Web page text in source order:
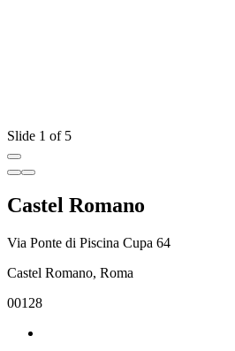
Slide 1 of 5
Castel Romano
Via Ponte di Piscina Cupa 64
Castel Romano, Roma
00128